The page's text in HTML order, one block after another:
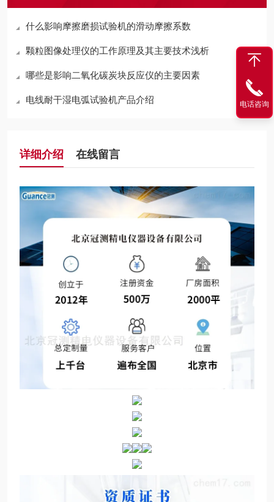
什么影响摩擦磨损试验机的滑动摩擦系数
颗粒图像处理仪的工作原理及其主要技术浅析
哪些是影响二氧化碳炭块反应仪的主要因素
电线耐干湿电弧试验机产品介绍
详细介绍 在线留言
电话咨询